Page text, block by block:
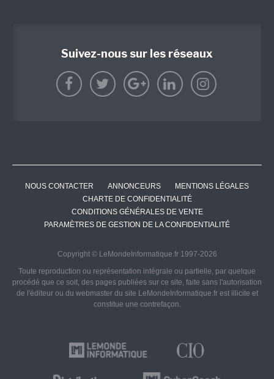
Suivez-nous sur les réseaux
NOUS CONTACTER ANNONCEURS
MENTIONS LÉGALES
CHARTE DE CONFIDENTIALITÉ
CONDITIONS GÉNÉRALES DE VENTE
PARAMÈTRES DE GESTION DE LA CONFIDENTIALITÉ
Copyright © LeMondeInformatique.fr 1997-2026
Toute reproduction ou représentation intégrale ou partielle, par quelque
procédé que ce soit, des pages publiées sur ce site, faite sans l'autorisation
de l'éditeur ou du webmaster du site LeMondeInformatique.fr est illicite et
constitue une contrefaçon.